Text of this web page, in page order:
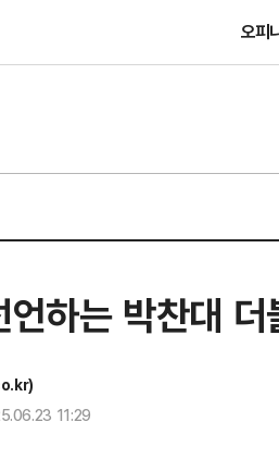
오피
하는 박찬대
11:29